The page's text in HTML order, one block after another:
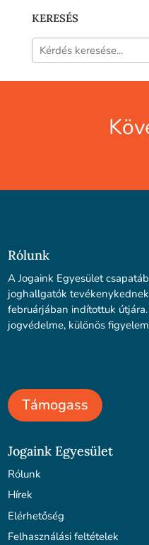
KERESÉS
Rólunk
A Jogaink Egyesület
joghallgatók
februárjában indítottuk
jogvédelme, különös
Támogass
Jogaink Egyesület
Rólunk
Hírek
Elérhetőség
Felhasználási feltételek